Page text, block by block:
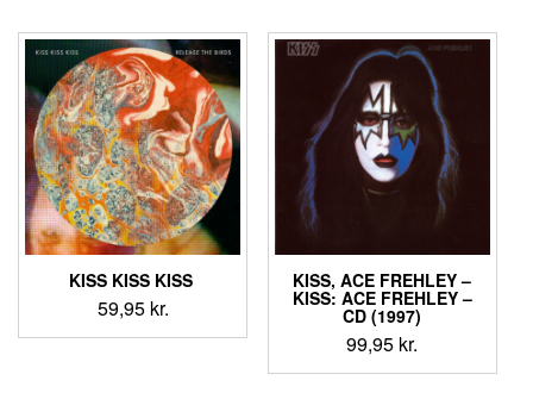
KISS KISS KISS ‎
59,95 kr.
KISS, ACE FREHLEY ‎–
KISS: ACE FREHLEY –
CD (1997)
99,95 kr.